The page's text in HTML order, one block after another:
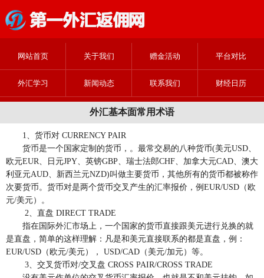
网站首页 关于我们 赠金活动 平台对比
外汇学习 新闻动态 联系我们 财经日历
外汇基本面常用术语
1、货币对 CURRENCY PAIR
货币是一个国家定制的货币，。最常交易的八种货币(美元USD、
欧元EUR、日元JPY、英镑GBP、瑞士法郎CHF、加拿大元CAD、澳大
利亚元AUD、新西兰元NZD)叫做主要货币，其他所有的货币都被称作
次要货币。货币对是两个货币交叉产生的汇率报价，例EUR/USD（欧
元/美元）。
2、直盘 DIRECT TRADE
指在国际外汇市场上，一个国家的货币直接跟美元进行兑换的就
是直盘，简单的这样理解：凡是和美元直接联系的都是直盘，例：
EUR/USD（欧元/美元）， USD/CAD（美元/加元）等。
3、交叉货币对/交叉盘 CROSS PAIR/CROSS TRADE